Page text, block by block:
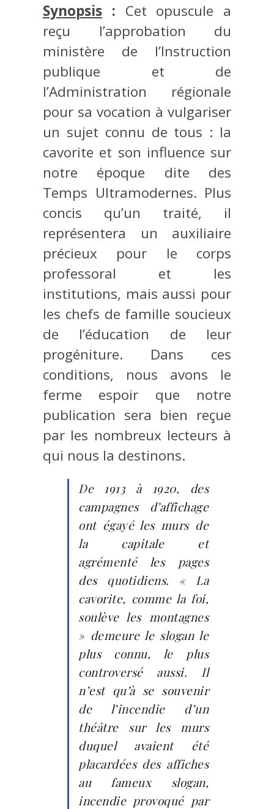
Synopsis : Cet opuscule a
reçu l’approbation du
ministère de l’Instruction
publique et de
l’Administration régionale
pour sa vocation à vulgariser
un sujet connu de tous : la
cavorite et son influence sur
notre époque dite des
Temps Ultramodernes. Plus
concis qu’un traité, il
représentera un auxiliaire
précieux pour le corps
professoral et les
institutions, mais aussi pour
les chefs de famille soucieux
de l’éducation de leur
progéniture. Dans ces
conditions, nous avons le
ferme espoir que notre
publication sera bien reçue
par les nombreux lecteurs à
qui nous la destinons.
De 1913 à 1920, des
campagnes d’affichage
ont égayé les murs de
la capitale et
agrémenté les pages
des quotidiens. « La
cavorite, comme la foi,
soulève les montagnes
» demeure le slogan le
plus connu, le plus
controversé aussi. Il
n’est qu’à se souvenir
de l’incendie d’un
théâtre sur les murs
duquel avaient été
placardées des affiches
au fameux slogan,
incendie provoqué par